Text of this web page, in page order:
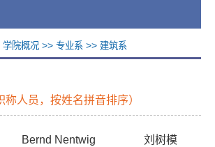
学院概况 >> 专业系 >> 建筑系
人员，按姓名拼音排序）
Bernd Nentwig 刘树模